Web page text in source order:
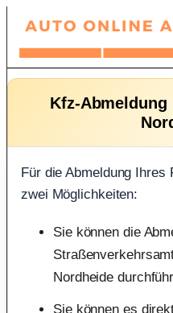
Zum
springen
Kfz-
Für die Abmeldung Ihres
zwei Möglichkeiten:
Sie können die
Nordheide
Sie können es